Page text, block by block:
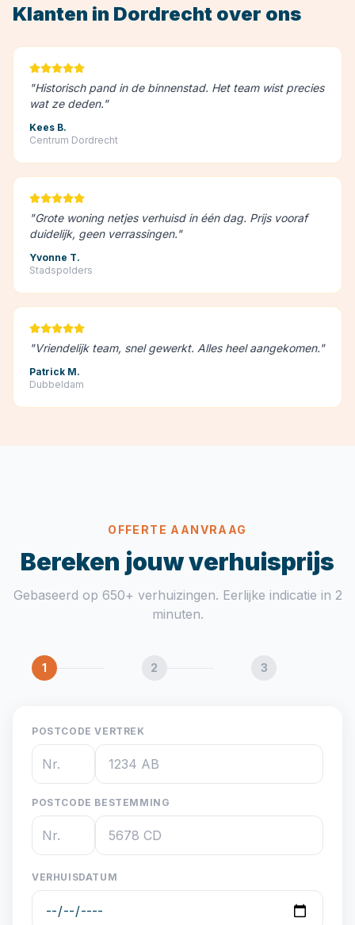
Klanten in Dordrecht over ons
"Historisch pand in de binnenstad. Het team wist precies
wat ze deden."
Kees B.
Centrum Dordrecht
"Grote woning netjes verhuisd in één dag. Prijs vooraf
duidelijk, geen verrassingen."
Yvonne T.
Stadspolders
"Vriendelijk team, snel gewerkt. Alles heel aangekomen."
Patrick M.
Dubbeldam
OFFERTE AANVRAAG
Bereken jouw verhuisprijs
Gebaseerd op 650+ verhuizingen. Eerlijke indicatie in 2
minuten.
1 2 3
POSTCODE VERTREK
POSTCODE BESTEMMING
VERHUISDATUM